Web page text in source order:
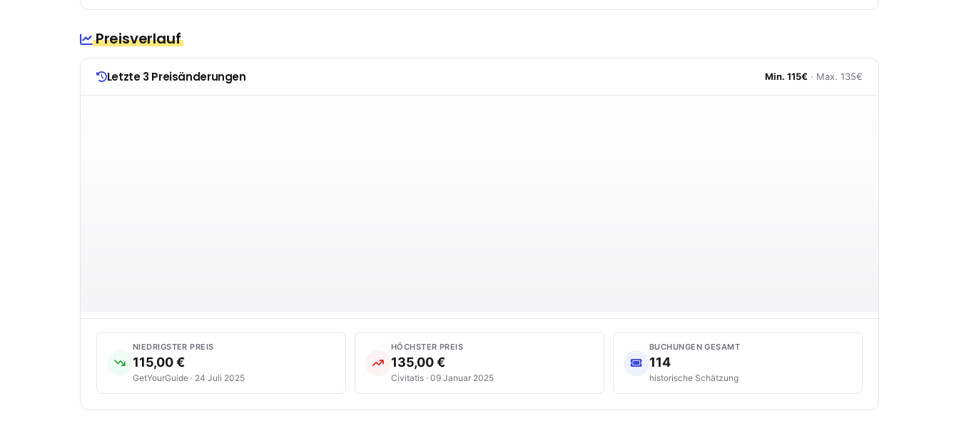
Preisverlauf
Letzte 3 Preisänderungen Min. 115€ · Max. 135€
NIEDRIGSTER PREIS
115,00 €
GetYourGuide · 24 Juli 2025
HÖCHSTER PREIS
135,00 €
Civitatis · 09 Januar 2025
BUCHUNGEN GESAMT
114
historische Schätzung